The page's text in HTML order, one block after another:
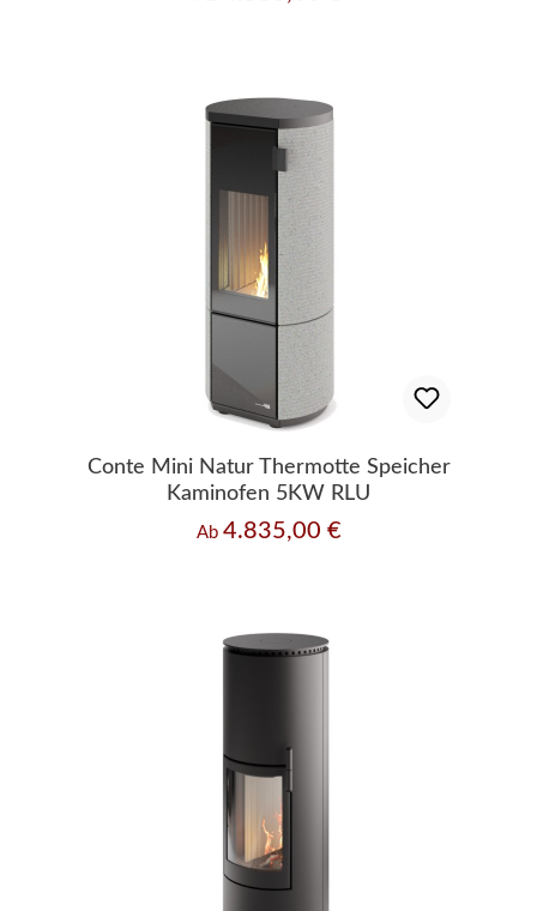
Conte Mini Natur Thermotte Speicher
Kaminofen 5KW RLU
Regulärer Preis:
Ab 4.835,00 €